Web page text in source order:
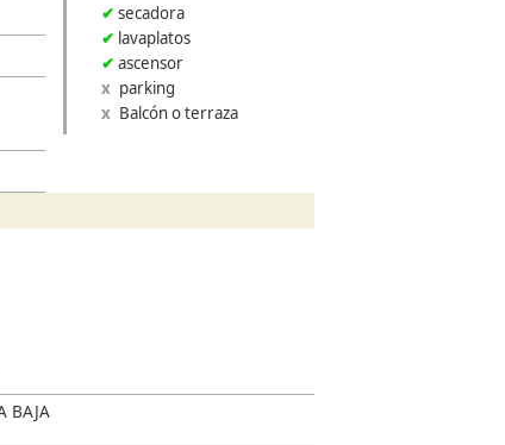
secadora
lavaplatos
ascensor
parking
Balcón o terraza
BAJA